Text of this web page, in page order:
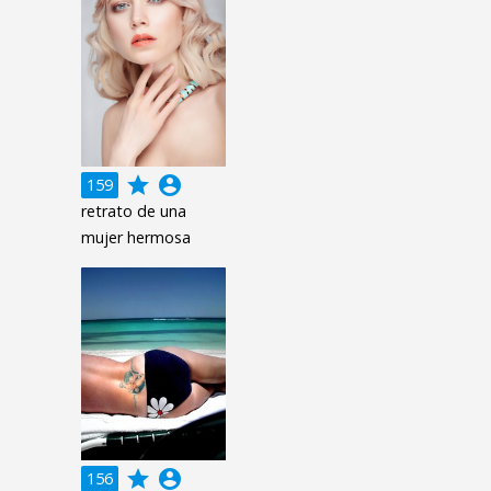
159 grade account_circle
retrato de una
mujer hermosa
156 grade account_circle